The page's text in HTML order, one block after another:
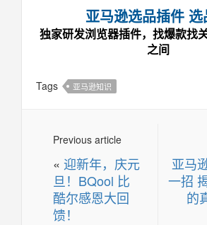
亚马逊选品插件 选
独家研发浏览器插件，找爆款找
之间
Tags 亚马逊知识
亚马
一招
的
Previous article
« 迎新年，庆元
旦！BQool 比
酷尔感恩大回
馈！